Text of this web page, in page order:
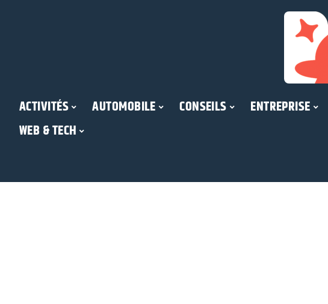
ACTIVITÉS AUTOMOBILE CONSEILS ENTREPRISE
WEB & TECH